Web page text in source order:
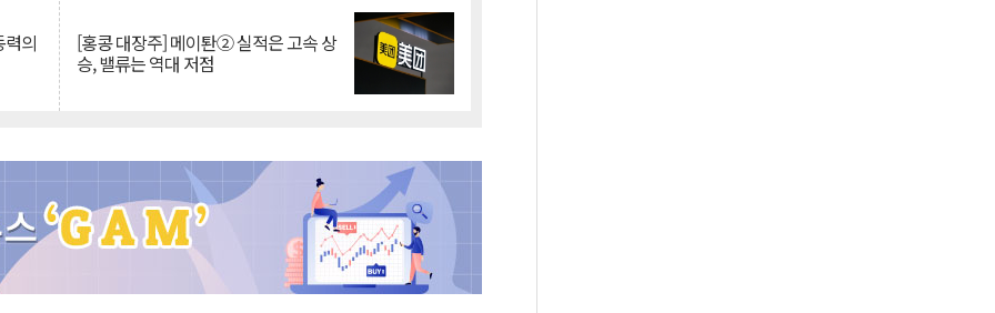
의 [홍콩 대장주] 메이퇀② 실적은 고속 상
승, 밸류는 역대 저점